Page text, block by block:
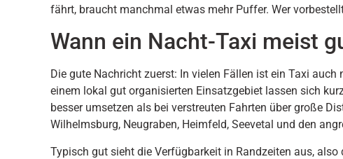
fährt, braucht manchmal etwas mehr Puffer. Wer
Wann ein Nacht-Taxi meist
Die gute Nachricht zuerst: In vielen Fällen ist ein Taxi
einem lokal gut organisierten Einsatzgebiet lassen sich
besser umsetzen als bei verstreuten Fahrten über große
Wilhelmsburg, Neugraben, Heimfeld, Seevetal und den
Typisch gut sieht die Verfügbarkeit in Randzeiten aus,